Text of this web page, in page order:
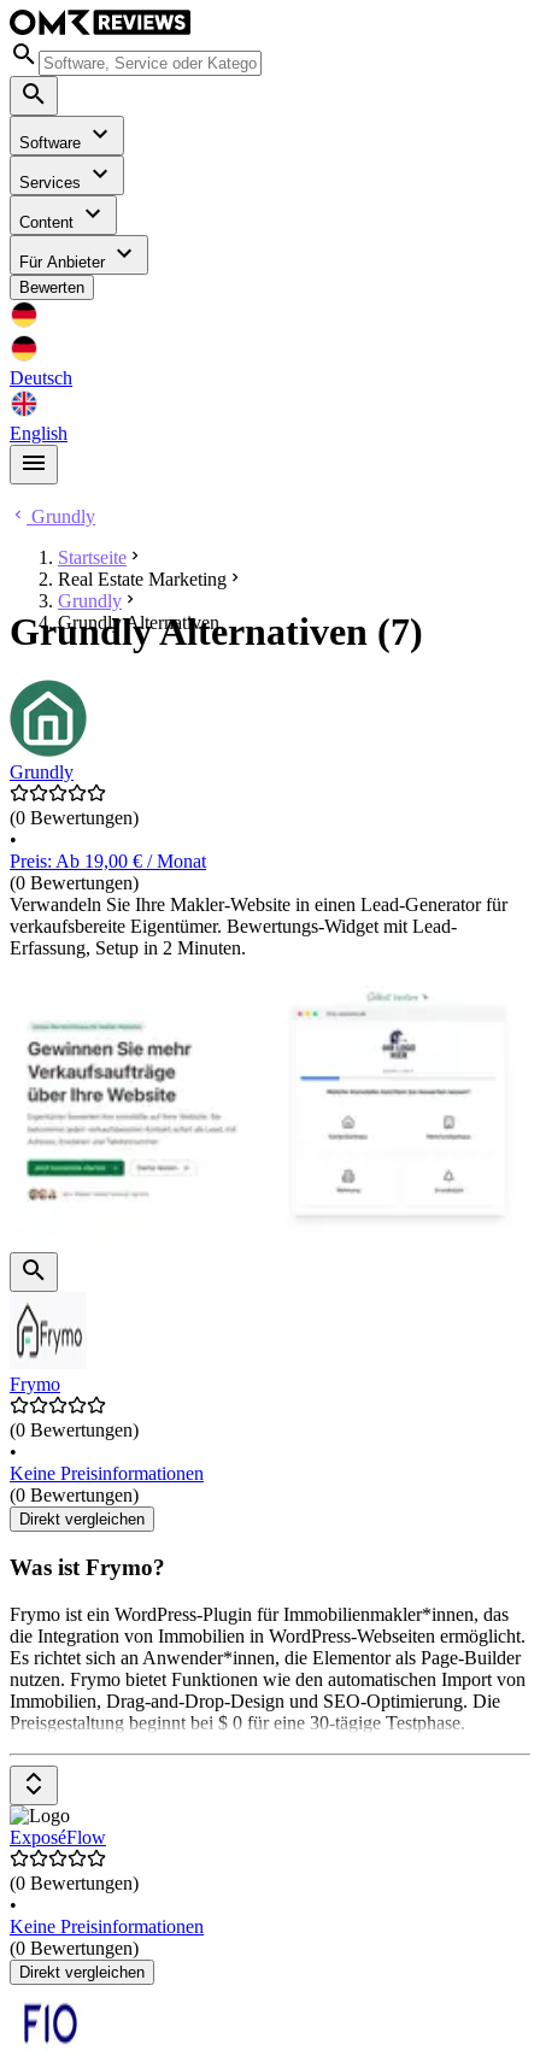
Software
Services
Content
Für Anbieter
Bewerten
Deutsch
English
Grundly
Startseite
Real Estate Marketing
Grundly
Grundly Alternativen
Grundly Alternativen (7)
Grundly
(0 Bewertungen)
•
Preis: Ab 19,00 € / Monat
(0 Bewertungen)
Verwandeln Sie Ihre Makler-Website in einen Lead-Generator für
verkaufsbereite Eigentümer. Bewertungs-Widget mit Lead-
Erfassung, Setup in 2 Minuten.
Frymo
(0 Bewertungen)
•
Keine Preisinformationen
(0 Bewertungen)
Direkt vergleichen
Was ist Frymo?
Frymo ist ein WordPress-Plugin für Immobilienmakler*innen, das
die Integration von Immobilien in WordPress-Webseiten ermöglicht.
Es richtet sich an Anwender*innen, die Elementor als Page-Builder
nutzen. Frymo bietet Funktionen wie den automatischen Import von
Immobilien, Drag-and-Drop-Design und SEO-Optimierung. Die
Preisgestaltung beginnt bei $ 0 für eine 30-tägige Testphase.
ExposéFlow
(0 Bewertungen)
•
Keine Preisinformationen
(0 Bewertungen)
Direkt vergleichen